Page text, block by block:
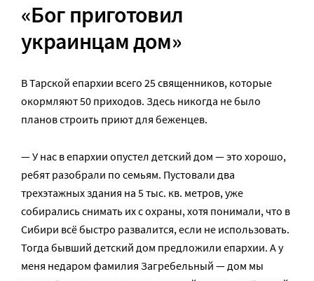
«Бог приготовил
украинцам дом»
В Тарской епархии всего 25 священников, которые
окормляют 50 приходов. Здесь никогда не было
планов строить приют для беженцев.
— У нас в епархии опустел детский дом — это хорошо,
ребят разобрали по семьям. Пустовали два
трехэтажных здания на 5 тыс. кв. метров, уже
собирались снимать их с охраны, хотя понимали, что в
Сибири всё быстро развалится, если не использовать.
Тогда бывший детский дом предложили епархии. А у
меня недаром фамилия Загребельный — дом мы